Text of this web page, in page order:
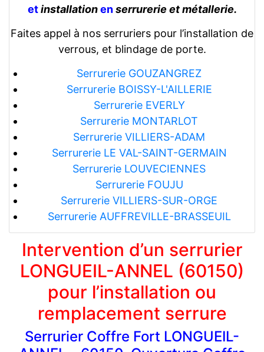
etinstallationenserrurerie et métallerie.
Faites appel à nos serruriers pour l’installation de
verrous, et blindage de porte.
Serrurerie GOUZANGREZ
Serrurerie BOISSY-L'AILLERIE
Serrurerie EVERLY
Serrurerie MONTARLOT
Serrurerie VILLIERS-ADAM
Serrurerie LE VAL-SAINT-GERMAIN
Serrurerie LOUVECIENNES
Serrurerie FOUJU
Serrurerie VILLIERS-SUR-ORGE
Serrurerie AUFFREVILLE-BRASSEUIL
Intervention d’un serrurier
LONGUEIL-ANNEL (60150)
pour l’installation ou
remplacement serrure
Serrurier Coffre Fort LONGUEIL-